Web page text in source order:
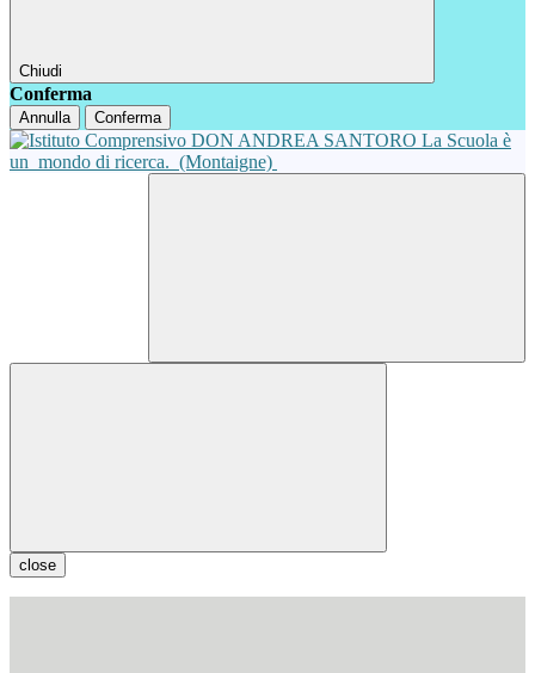
Chiudi
Conferma
Annulla Conferma
La Scuola è
un mondo di ricerca. (Montaigne)
close